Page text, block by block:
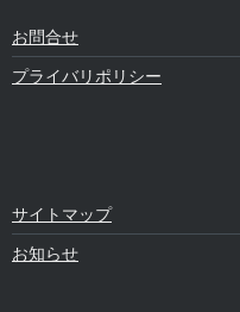
お問合せ
プライバリポリシー
サイトマップ
お知らせ